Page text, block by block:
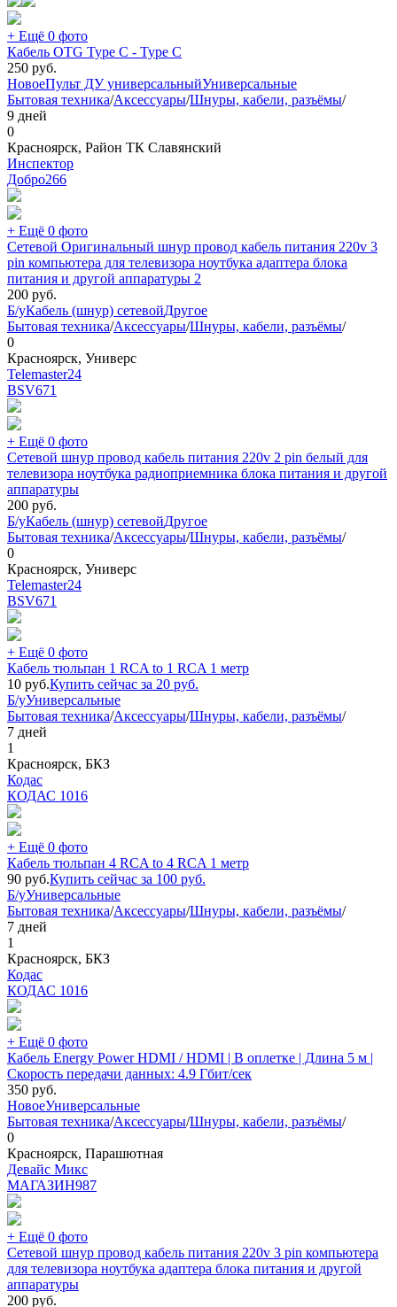
+ Ещё 0 фото
Кабель OTG Type C - Type C
250 руб.
НовоеПульт ДУ универсальныйУниверсальные
Бытовая техника/Аксессуары/Шнуры, кабели, разъёмы/
9 дней
0
Красноярск, Район ТК Славянский
Инспектор
Добро266
+ Ещё 0 фото
Сетевой Оригинальный шнур провод кабель питания 220v 3
pin компьютера для телевизора ноутбука адаптера блока
питания и другой аппаратуры 2
200 руб.
Б/уКабель (шнур) сетевойДругое
Бытовая техника/Аксессуары/Шнуры, кабели, разъёмы/
0
Красноярск, Универс
Telemaster24
BSV671
+ Ещё 0 фото
Сетевой шнур провод кабель питания 220v 2 pin белый для
телевизора ноутбука радиоприемника блока питания и другой
аппаратуры
200 руб.
Б/уКабель (шнур) сетевойДругое
Бытовая техника/Аксессуары/Шнуры, кабели, разъёмы/
0
Красноярск, Универс
Telemaster24
BSV671
+ Ещё 0 фото
Кабель тюльпан 1 RCA to 1 RCA 1 метр
10 руб.Купить сейчас за 20 руб.
Б/уУниверсальные
Бытовая техника/Аксессуары/Шнуры, кабели, разъёмы/
7 дней
1
Красноярск, БКЗ
Кодас
КОДАС 1016
+ Ещё 0 фото
Кабель тюльпан 4 RCA to 4 RCA 1 метр
90 руб.Купить сейчас за 100 руб.
Б/уУниверсальные
Бытовая техника/Аксессуары/Шнуры, кабели, разъёмы/
7 дней
1
Красноярск, БКЗ
Кодас
КОДАС 1016
+ Ещё 0 фото
Кабель Energy Power HDMI / HDMI | В оплетке | Длина 5 м |
Скорость передачи данных: 4.9 Гбит/сек
350 руб.
НовоеУниверсальные
Бытовая техника/Аксессуары/Шнуры, кабели, разъёмы/
0
Красноярск, Парашютная
Девайс Микс
МАГАЗИН987
+ Ещё 0 фото
Сетевой шнур провод кабель питания 220v 3 pin компьютера
для телевизора ноутбука адаптера блока питания и другой
аппаратуры
200 руб.